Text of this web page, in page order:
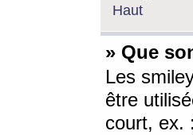
Haut
» Que
Les
être
court, ex.